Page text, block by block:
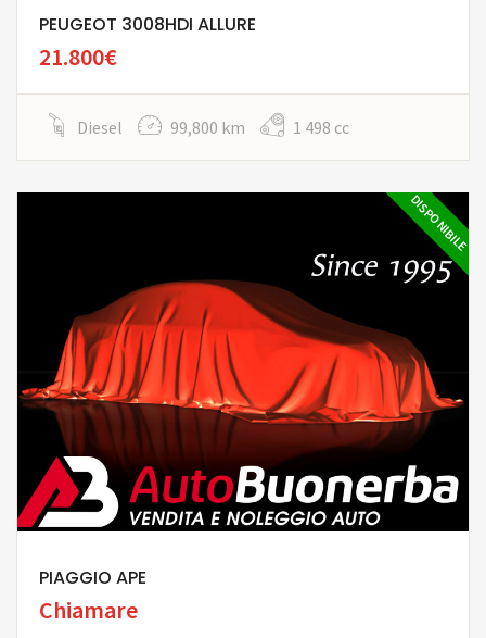
PEUGEOT 3008HDI ALLURE
21.800€
Diesel 99,800 km 1 498 cc
DISPONIBILE
PIAGGIO APE
Chiamare